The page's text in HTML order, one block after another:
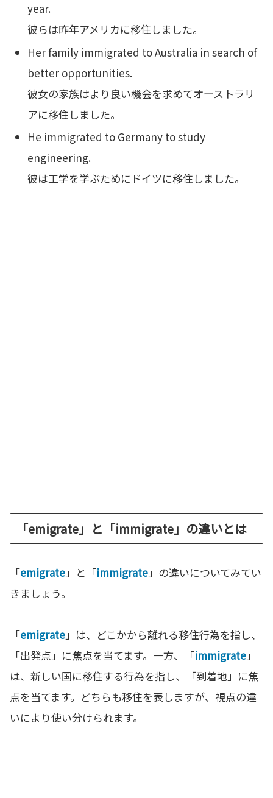
year.
彼らは昨年アメリカに移住しました。
Her family immigrated to Australia in search of
better opportunities.
彼女の家族はより良い機会を求めてオーストラリ
アに移住しました。
He immigrated to Germany to study
engineering.
彼は工学を学ぶためにドイツに移住しました。
「emigrate」と「immigrate」の違いとは
「emigrate」と「immigrate」の違いについてみてい
きましょう。
「emigrate」は、どこかから離れる移住行為を指し、
「出発点」に焦点を当てます。一方、「immigrate」
は、新しい国に移住する行為を指し、「到着地」に焦
点を当てます。どちらも移住を表しますが、視点の違
いにより使い分けられます。